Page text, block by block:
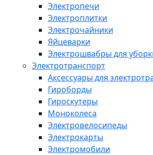
Электропечи
Электроплитки
Электрочайники
Яйцеварки
Электрошвабры для
Электротранспорт
Аксессуары для
Гироборды
Гироскутеры
Моноколеса
Электровелосипеды
Электрокарты
Электромобили